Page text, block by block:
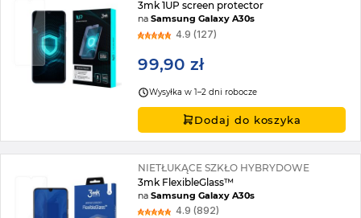
3mk 1UP screen protector
naSamsung Galaxy A30s
4.9 (127)
99,90 zł
Wysyłka w 1–2 dni robocze
Dodaj do koszyka
NIETŁUKĄCE SZKŁO HYBRYDOWE
3mk FlexibleGlass™
naSamsung Galaxy A30s
4.9 (892)